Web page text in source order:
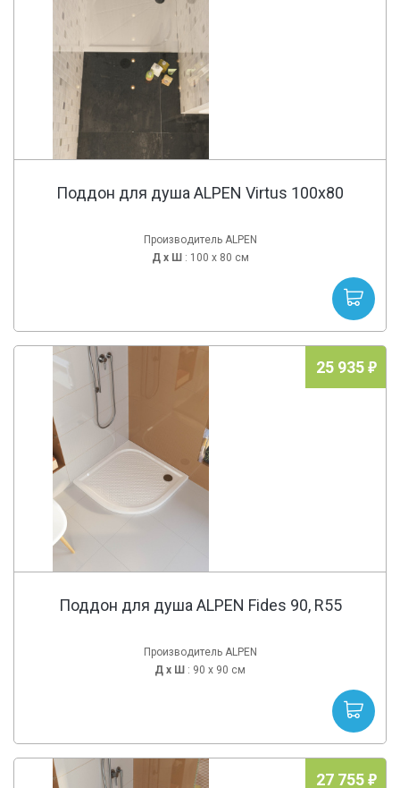
Поддон для душа ALPEN Virtus 100x80
Производитель ALPEN
Д х Ш : 100 x 80 см
25 935
Поддон для душа ALPEN Fides 90, R55
Производитель ALPEN
Д х Ш : 90 x 90 см
27 755